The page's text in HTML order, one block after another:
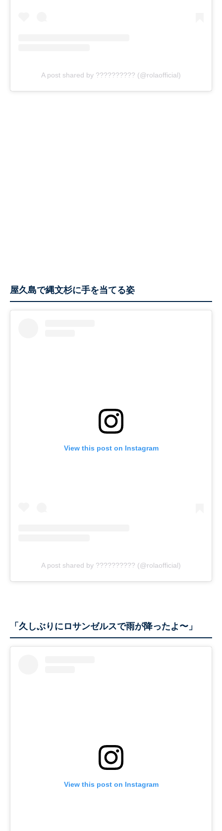
A post shared by ?????????? (@rolaofficial)
屋久島で縄文杉に手を当てる姿
View this post on Instagram
A post shared by ?????????? (@rolaofficial)
「久しぶりにロサンゼルスで雨が降ったよ〜」
View this post on Instagram